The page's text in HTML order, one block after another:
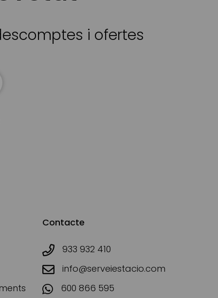
i ofertes
Contacte
933 932 410
info@serveiestacio.com
600 866 595